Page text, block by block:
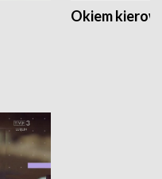
Okiem